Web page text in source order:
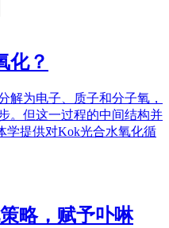
化？
解为电子、质子和分子氧，
。但这一过程的中间结构并
学提供对Kok光合水氧化循
略，赋予卟啉